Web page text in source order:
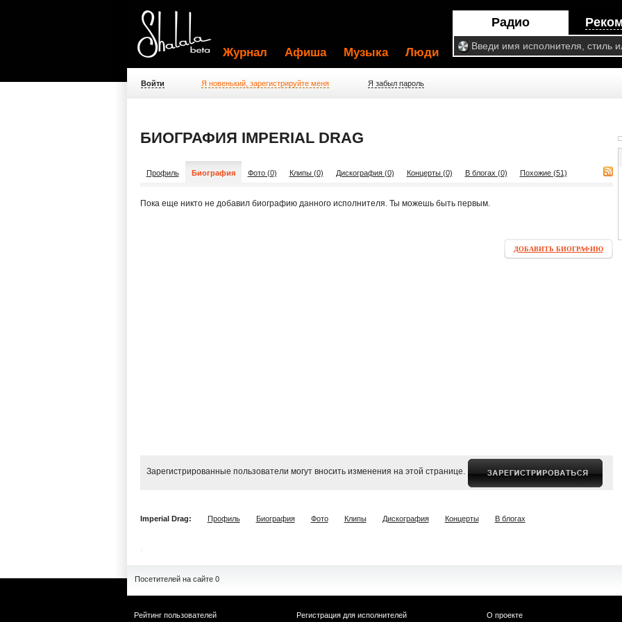
Радио
Журнал Афиша Музыка Люди
Войти Я новенький, зарегистрируйте меня Я забыл пароль
БИОГРАФИЯ IMPERIAL DRAG
Профиль Биография Фото (0) Клипы (0) Дискография (0) Концерты (0) В блогах (0) Похожие (51)
Пока еще никто не добавил биографию данного исполнителя. Ты можешь быть первым.
ДОБАВИТЬ БИОГРАФИЮ
Зарегистрированные пользователи могут вносить изменения на этой странице.
Imperial Drag: Профиль Биография Фото Клипы Дискография Концерты В блогах
Посетителей на сайте 0
Рейтинг пользователей
Регистрация для исполнителей
О проекте